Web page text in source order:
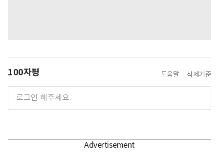
100자평 도움말 삭제기준